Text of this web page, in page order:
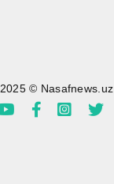
2025 © Nasafnews.uz